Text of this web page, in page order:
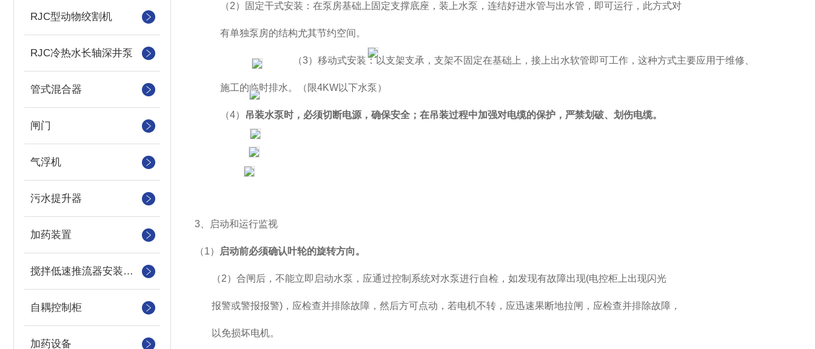
RJC型动物绞割机
RJC冷热水长轴深井泵
管式混合器
闸门
气浮机
污水提升器
加药装置
搅拌低速推流器安装系统
自耦控制柜
加药设备
（2）固定干式安装：在泵房基础上固定支撑底座，装上水泵，连结好进水管与出水管，即可运行，此方式对
有单独泵房的结构尤其节约空间。
（3）移动式安装：以支架支承，支架不固定在基础上，接上出水软管即可工作，这种方式主要应用于维修、
施工的临时排水。（限4KW以下水泵）
（4） 吊装水泵时，必须切断电源，确保安全；在吊装过程中加强对电缆的保护，严禁划破、划伤电缆。
3 、启动和运行监视
（1） 启动前必须确认叶轮的旋转方向。
（2）合闸后，不能立即启动水泵，应通过控制系统对水泵进行自检，如发现有故障出现(电控柜上出现闪光
报警或警报报警) ，应检查并排除故障，然后方可点动，若电机不转，应迅速果断地拉闸，应检查并排除故障，
以免损坏电机。